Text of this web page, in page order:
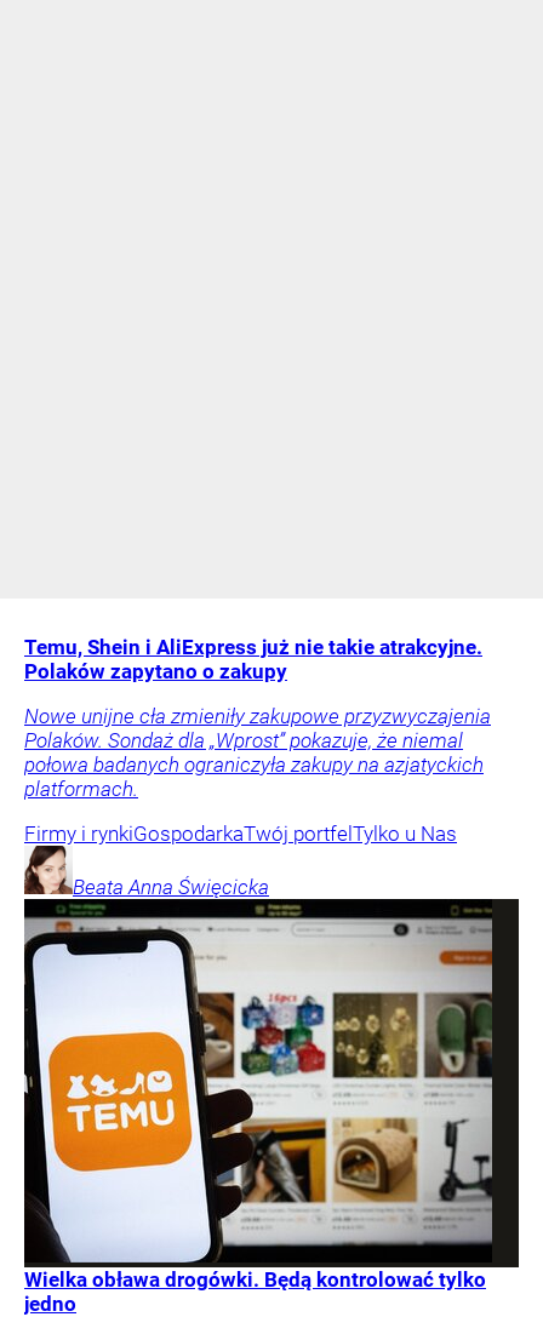
Temu, Shein i AliExpress już nie takie atrakcyjne.
Polaków zapytano o zakupy
Nowe unijne cła zmieniły zakupowe przyzwyczajenia
Polaków. Sondaż dla „Wprost” pokazuje, że niemal
połowa badanych ograniczyła zakupy na azjatyckich
platformach.
Firmy i rynkiGospodarkaTwój portfelTylko u Nas
Beata Anna Święcicka
Wielka obława drogówki. Będą kontrolować tylko
jedno